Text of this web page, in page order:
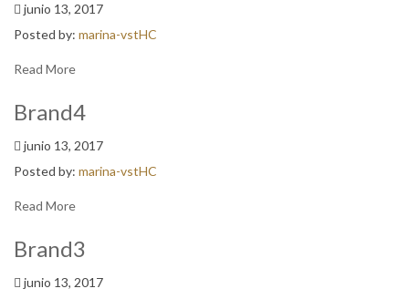
junio 13, 2017
Posted by: marina-vstHC
Read More
Brand4
junio 13, 2017
Posted by: marina-vstHC
Read More
Brand3
junio 13, 2017